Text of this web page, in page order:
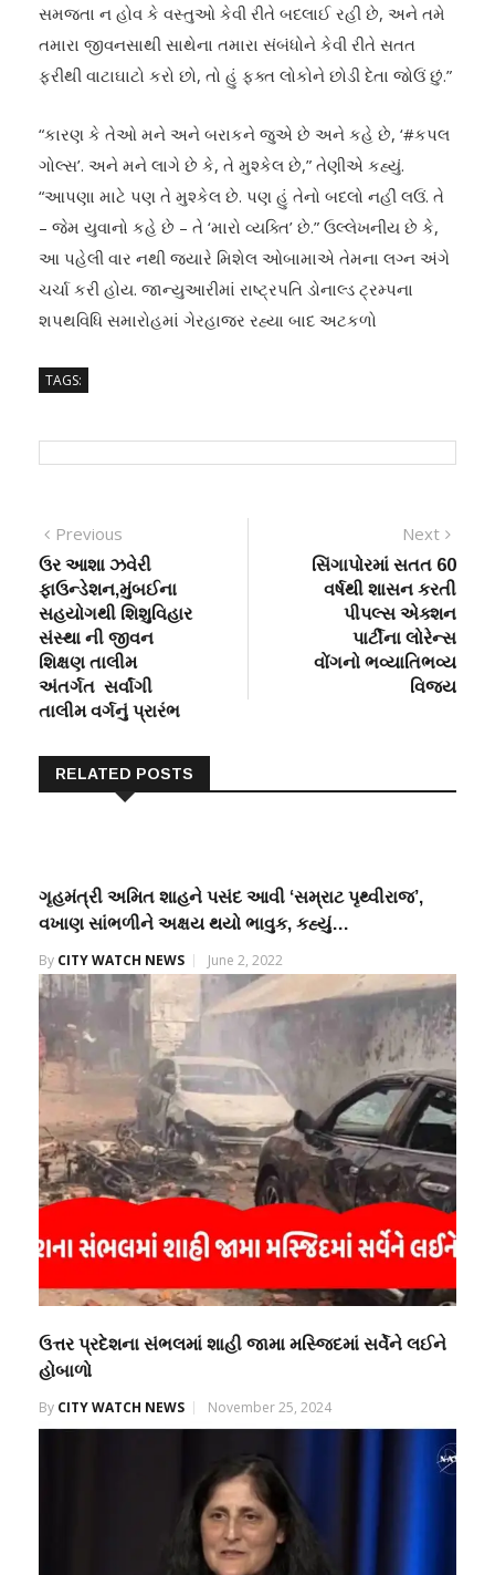
સમજતા ન હોવ કે વસ્તુઓ કેવી રીતે બદલાઈ રહી છે, અને તમે
તમારા જીવનસાથી સાથેના તમારા સંબંધોને કેવી રીતે સતત
ફરીથી વાટાઘાટો કરો છો, તો હું ફક્ત લોકોને છોડી દેતા જોઉં છું.”
“કારણ કે તેઓ મને અને બરાકને જુએ છે અને કહે છે, ‘#કપલ
ગોલ્સ’. અને મને લાગે છે કે, તે મુશ્કેલ છે,” તેણીએ કહ્યું.
“આપણા માટે પણ તે મુશ્કેલ છે. પણ હું તેનો બદલો નહીં લઉં. તે
– જેમ યુવાનો કહે છે – તે ‘મારો વ્યક્તિ’ છે.” ઉલ્લેખનીય છે કે,
આ પહેલી વાર નથી જ્યારે મિશેલ ઓબામાએ તેમના લગ્ન અંગે
ચર્ચા કરી હોય. જાન્યુઆરીમાં રાષ્ટ્રપતિ ડોનાલ્ડ ટ્રમ્પના
શપથવિધિ સમારોહમાં ગેરહાજર રહ્યા બાદ અટકળો
TAGS:
Post
navigation
Previous
post:
ઉર આશા ઝવેરી
ફાઉન્ડેશન,મુંબઈના
સહયોગથી શિશુવિહાર
સંસ્થા ની જીવન
શિક્ષણ તાલીમ
અંતર્ગત સર્વાંગી
તાલીમ વર્ગનું પ્રારંભ
Next
post:
સિંગાપોરમાં સતત 60
વર્ષથી શાસન કરતી
પીપલ્સ એક્શન
પાર્ટીના લોરેન્સ
વોંગનો ભવ્યાતિભવ્ય
વિજય
RELATED POSTS
ગૃહમંત્રી અમિત શાહને પસંદ આવી ‘સમ્રાટ પૃથ્વીરાજ’,
વખાણ સાંભળીને અક્ષય થયો ભાવુક, કહ્યું…
By CITY WATCH NEWS June 2, 2022
ઉત્તર પ્રદેશના સંભલમાં શાહી જામા મસ્જિદમાં સર્વેને લઈને
હોબાળો
By CITY WATCH NEWS November 25, 2024